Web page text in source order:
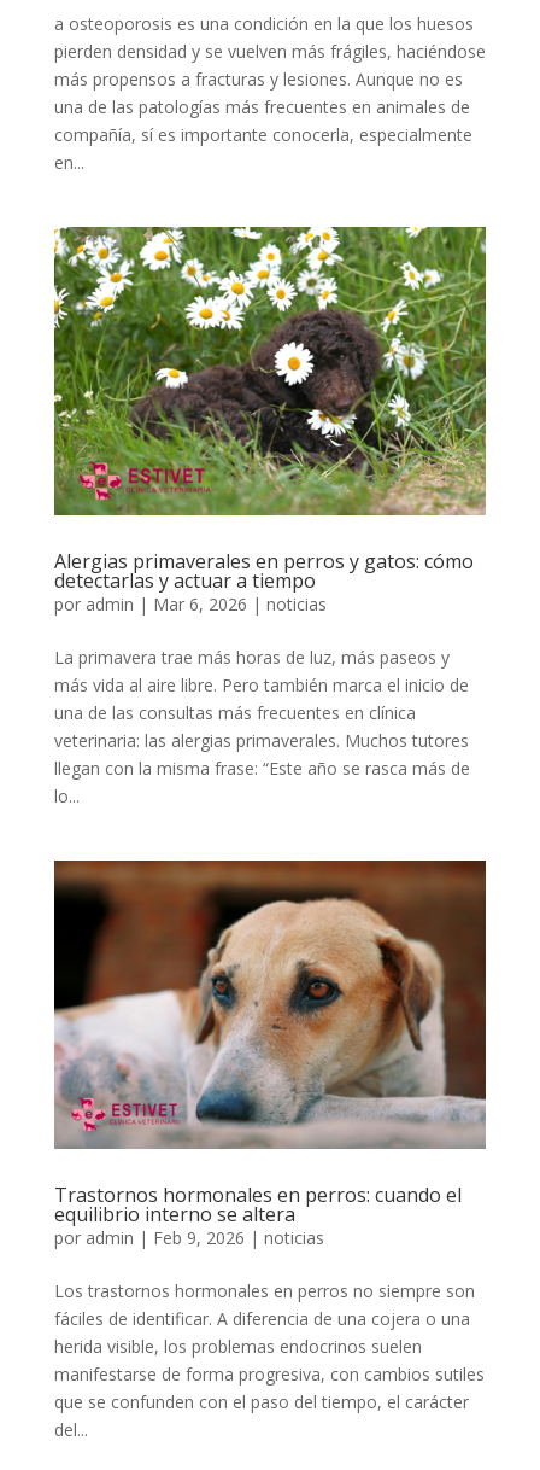
a osteoporosis es una condición en la que los huesos
pierden densidad y se vuelven más frágiles, haciéndose
más propensos a fracturas y lesiones. Aunque no es
una de las patologías más frecuentes en animales de
compañía, sí es importante conocerla, especialmente
en...
Alergias primaverales en perros y gatos: cómo
detectarlas y actuar a tiempo
por admin | Mar 6, 2026 | noticias
La primavera trae más horas de luz, más paseos y
más vida al aire libre. Pero también marca el inicio de
una de las consultas más frecuentes en clínica
veterinaria: las alergias primaverales. Muchos tutores
llegan con la misma frase: “Este año se rasca más de
lo...
Trastornos hormonales en perros: cuando el
equilibrio interno se altera
por admin | Feb 9, 2026 | noticias
Los trastornos hormonales en perros no siempre son
fáciles de identificar. A diferencia de una cojera o una
herida visible, los problemas endocrinos suelen
manifestarse de forma progresiva, con cambios sutiles
que se confunden con el paso del tiempo, el carácter
del...